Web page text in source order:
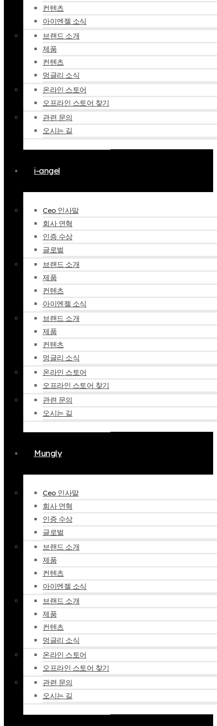
컨텐츠
아이엔젤 소식
브랜드 소개
제품
컨텐츠
멍글리 소식
온라인 스토어
오프라인 스토어 찾기
관련 문의
오시는 길
i-angel
Ceo 인사말
회사 연혁
인증 수상
글로벌
브랜드 소개
제품
컨텐츠
아이엔젤 소식
브랜드 소개
제품
컨텐츠
멍글리 소식
온라인 스토어
오프라인 스토어 찾기
관련 문의
오시는 길
Mungly
Ceo 인사말
회사 연혁
인증 수상
글로벌
브랜드 소개
제품
컨텐츠
아이엔젤 소식
브랜드 소개
제품
컨텐츠
멍글리 소식
온라인 스토어
오프라인 스토어 찾기
관련 문의
오시는 길